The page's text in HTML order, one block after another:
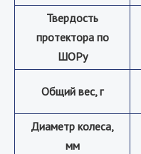
Твердость
протектора по
ШОРу
Общий вес, г
Диаметр колеса,
мм